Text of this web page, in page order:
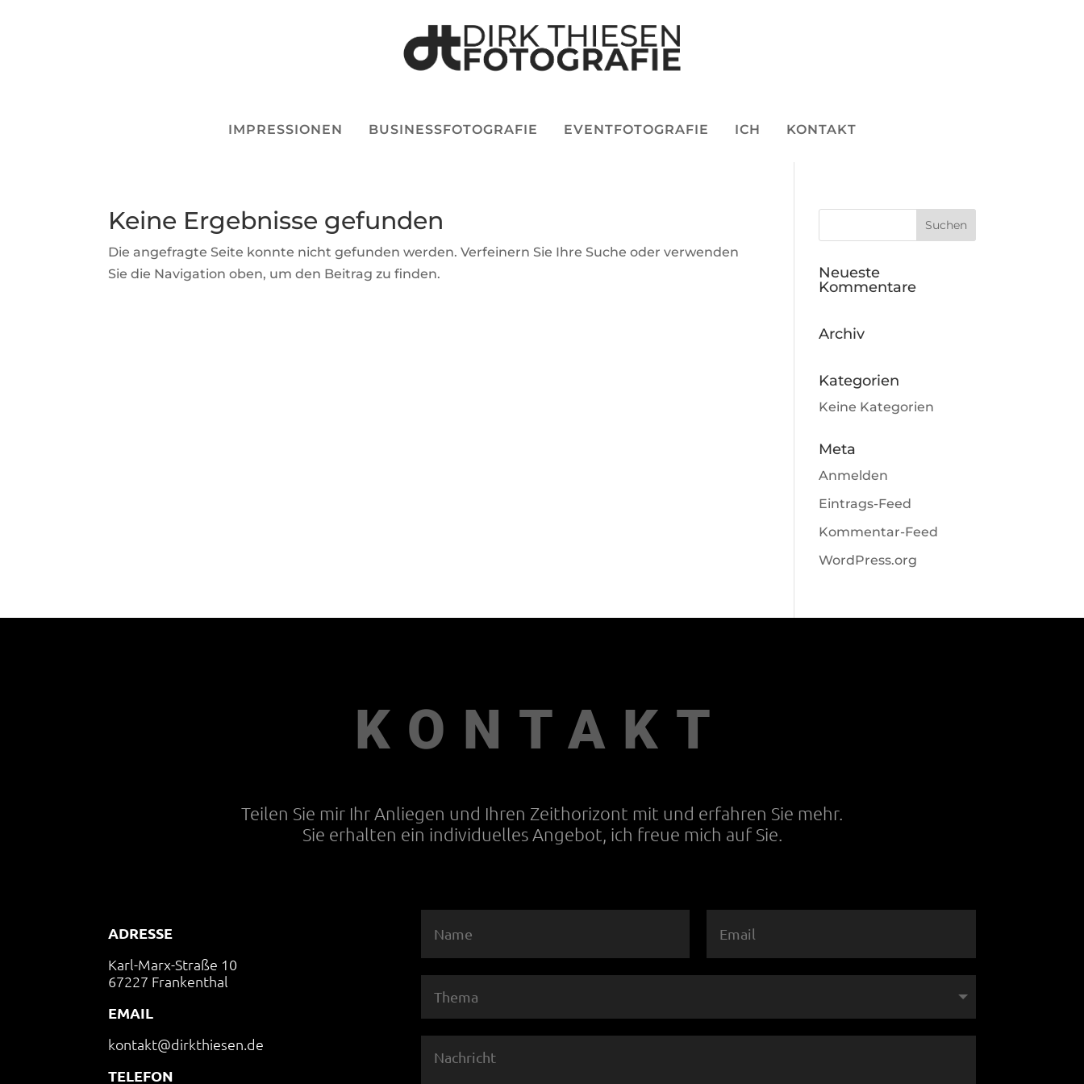
IMPRESSIONEN BUSINESSFOTOGRAFIE EVENTFOTOGRAFIE ICH KONTAKT
Keine Ergebnisse gefunden
Die angefragte Seite konnte nicht gefunden werden. Verfeinern Sie Ihre Suche oder verwenden
Sie die Navigation oben, um den Beitrag zu finden.
Neueste
Kommentare
Archiv
Kategorien
Keine Kategorien
Meta
Anmelden
Eintrags-Feed
Kommentar-Feed
WordPress.org
KONTAKT
Teilen Sie mir Ihr Anliegen und Ihren Zeithorizont mit und erfahren Sie mehr.
Sie erhalten ein individuelles Angebot, ich freue mich auf Sie.
ADRESSE
Karl-Marx-Straße 10
67227 Frankenthal
EMAIL
kontakt@dirkthiesen.de
TELEFON